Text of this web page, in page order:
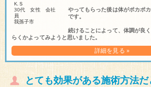
K.Ｓ
30代 女性 会社
員
我孫子市
やってもらった後は体がポカポ
です。
続けることによって、体調が良
らくかよってみようと思いました。
詳細を見る »
とても効果がある施術方法だ